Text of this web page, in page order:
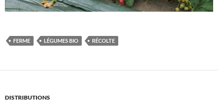
FERME LÉGUMES BIO RÉCOLTE
DISTRIBUTIONS